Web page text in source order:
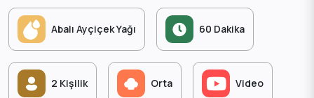
Abalı Ayçiçek Yağı 60 Dakika
2 Kişilik Orta Video